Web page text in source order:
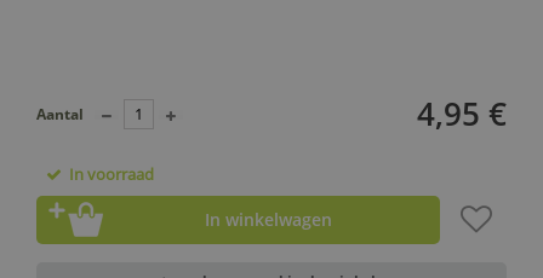
4,95 €
Aantal
In voorraad
In winkelwagen